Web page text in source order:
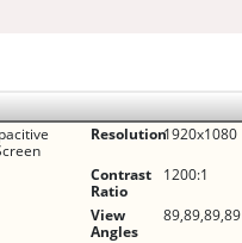
Resolution1920x1080
Contrast
Ratio
1200:1
View
Angles
89,89,89,89